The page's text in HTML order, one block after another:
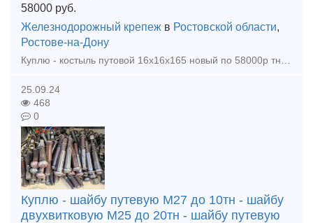
58000 руб.
Железнодорожный крепеж в Ростовской области,
Ростове-на-Дону
Куплю - костыль путовой 16х16х165 новый по 58000р тн Куплю - противоугон П65 новый по 60000р тн Куплю - подкладку КД-65 новую по 80000р тн Куплю - подкладку Д65 новую по 85000р тн Куплю - болт кле
25.09.24
468
0
Куплю - шайбу путевую М27 до 10тн - шайбу
двухвитковую М25 до 20тн - шайбу путевую